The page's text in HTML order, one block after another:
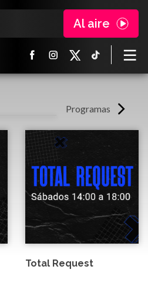
Al aire
Programas
Total Request